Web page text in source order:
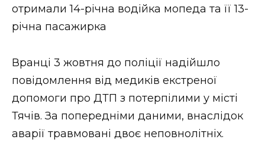
НОВИНИ ЗАХІДНОЇ УКРАЇНИ
отримали 14-річна водійка мопеда та її 13-
річна пасажирка
Вранці 3 жовтня до поліції надійшло
повідомлення від медиків екстреної
допомоги про ДТП з потерпілими у місті
Тячів. За попередніми даними, внаслідок
аварії травмовані двоє неповнолітніх.